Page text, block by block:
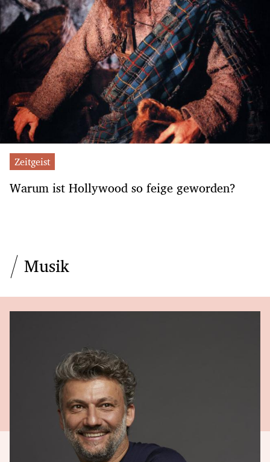
Zeitgeist
Warum ist Hollywood so feige geworden?
Musik